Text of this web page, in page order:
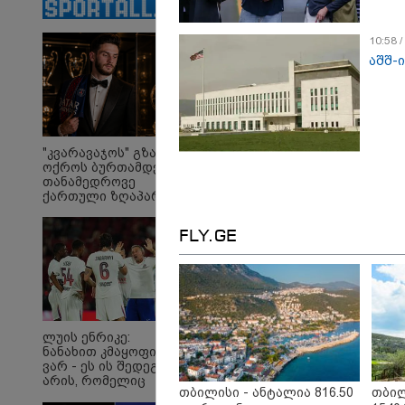
ირაკლი
ღარიბაშვილი კლინიკაში
Faceამბები
"კვარავაჯოს" გზა
ოქროს ბურთამდე:
თანამედროვე
ქართული ზღაპარი
ლუის ენრიკე:
ნანახით კმაყოფილი
ვარ - ეს ის შედეგი არ
არის, რომელიც
10:58
აშშ-
FLY.GE
თბილისი - ანტალია 816.50